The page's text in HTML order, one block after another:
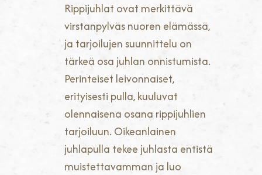
Rippijuhlat ovat merkittävä
virstanpylväs nuoren elämässä,
ja tarjoilujen suunnittelu on
tärkeä osa juhlan onnistumista.
Perinteiset leivonnaiset,
erityisesti pulla, kuuluvat
olennaisena osana rippijuhlien
tarjoiluun. Oikeanlainen
juhlapulla tekee juhlasta entistä
muistettavamman ja luo